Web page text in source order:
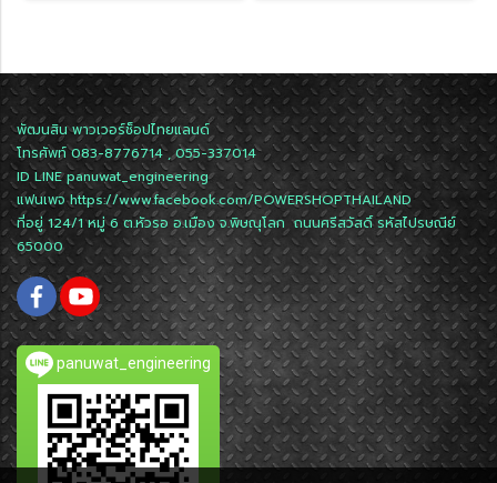
พัฒนสิน พาวเวอร์ช็อปไทยแลนด์
โทรศัพท์ 083-8776714 , 055-337014
ID LINEpanuwat_engineering
แฟนเพจhttps://www.facebook.com/POWERSHOPTHAILAND
ที่อยู่ 124/1 หมู่ 6 ต.หัวรอ อ.เมือง จ.พิษณุโลก ถนนศรีสวัสดิ์ รหัสไปรษณีย์
65000
panuwat_engineering